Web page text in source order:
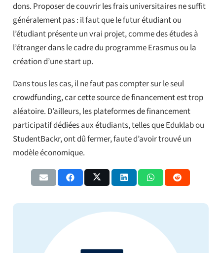
dons. Proposer de couvrir les frais universitaires ne suffit
généralement pas : il faut que le futur étudiant ou
l’étudiant présente un vrai projet, comme des études à
l’étranger dans le cadre du programme Erasmus ou la
création d’une start up.
Dans tous les cas, il ne faut pas compter sur le seul
crowdfunding, car cette source de financement est trop
aléatoire. D’ailleurs, les plateformes de financement
participatif dédiées aux étudiants, telles que Eduklab ou
StudentBackr, ont dû fermer, faute d’avoir trouvé un
modèle économique.